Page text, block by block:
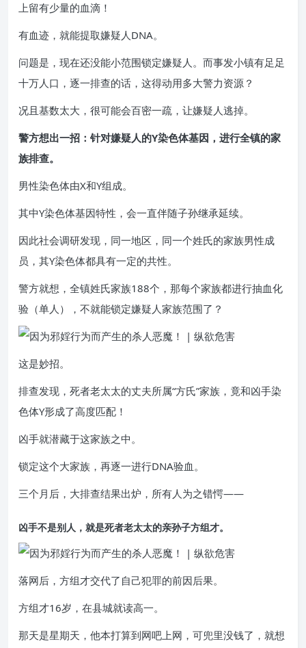
上留有少量的血滴！
有血迹，就能提取嫌疑人DNA。
问题是，现在还没能小范围锁定嫌疑人。而事发小镇有足足
十万人口，逐一排查的话，这得动用多大警力资源？
况且基数太大，很可能会百密一疏，让嫌疑人逃掉。
警方想出一招：针对嫌疑人的Y染色体基因，进行全镇的家
族排查。
男性染色体由X和Y组成。
其中Y染色体基因特性，会一直伴随子孙继承延续。
因此社会调研发现，同一地区，同一个姓氏的家族男性成
员，其Y染色体都具有一定的共性。
警方就想，全镇姓氏家族188个，那每个家族都进行抽血化
验（单人），不就能锁定嫌疑人家族范围了？
这是妙招。
排查发现，死者老太太的丈夫所属“方氏”家族，竟和凶手染
色体Y形成了高度匹配！
凶手就潜藏于这家族之中。
锁定这个大家族，再逐一进行DNA验血。
三个月后，大排查结果出炉，所有人为之错愕——
凶手不是别人，就是死者老太太的亲孙子方组才。
落网后，方组才交代了自己犯罪的前因后果。
方组才16岁，在县城就读高一。
那天是星期天，他本打算到网吧上网，可兜里没钱了，就想